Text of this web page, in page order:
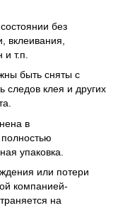
без
вклеивания,
т.п.
быть сняты с
следов клея и других
в
упаковка.
или потери
компанией-
на